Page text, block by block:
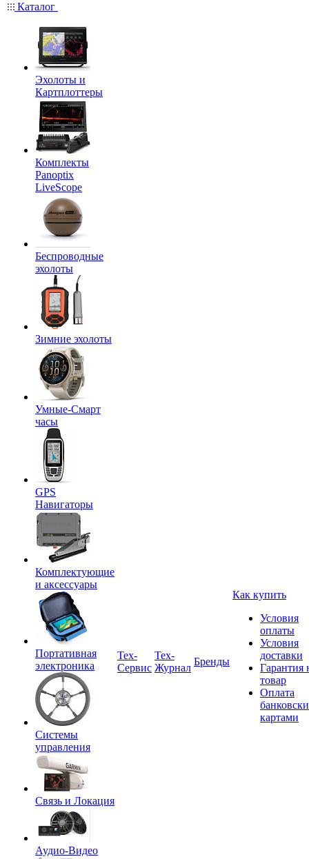
Каталог
Эхолоты и
Картплоттеры
Комплекты
Panoptix
LiveScope
Беспроводные
эхолоты
Зимние эхолоты
Умные-Смарт
часы
GPS
Навигаторы
Комплектующие
и аксессуары
Портативная
электроника
Системы
управления
Связь и Локация
Аудио-Видео
Tex-
Сервис
Тех-
Журнал
Бренды
Как купить
Условия
оплаты
Условия
доставки
Гарантия
товар
Оплата
картами